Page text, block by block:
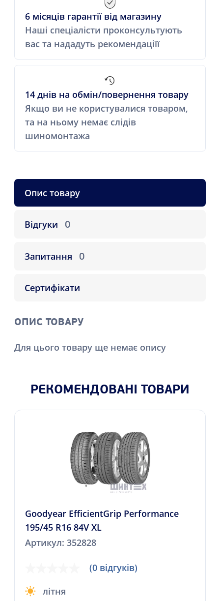
6 місяців гарантії від магазину
Наші спеціалісти проконсультують
вас та нададуть рекомендаціїї
14 днів на обмін/повернення товару
Якщо ви не користувалися товаром,
та на ньому немає слідів
шиномонтажа
Опис товару
Відгуки 0
Запитання 0
Сертифікати
ОПИС ТОВАРУ
Для цього товару ще немає опису
РЕКОМЕНДОВАНІ ТОВАРИ
Goodyear EfficientGrip Performance
195/45 R16 84V XL
Артикул: 352828
(0 відгуків)
літня